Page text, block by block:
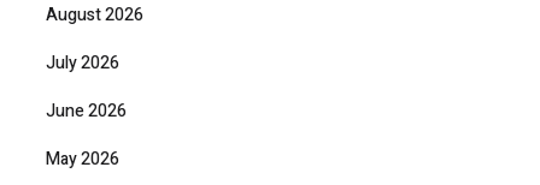
August 2026
July 2026
June 2026
May 2026